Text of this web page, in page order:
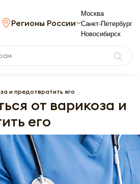
Регионы России
Москва
Санкт-Петербург
Новосибирск
и предотвратить его
от варикоза и
его